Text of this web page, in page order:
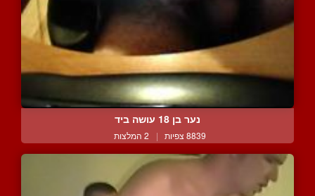
נער בן 18 עושה ביד
8839 צפיות | 2 המלצות